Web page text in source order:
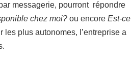
messagerie, pourront répondre
chez moi? ou encoreEst-ce
les plus autonomes, l’entreprise a